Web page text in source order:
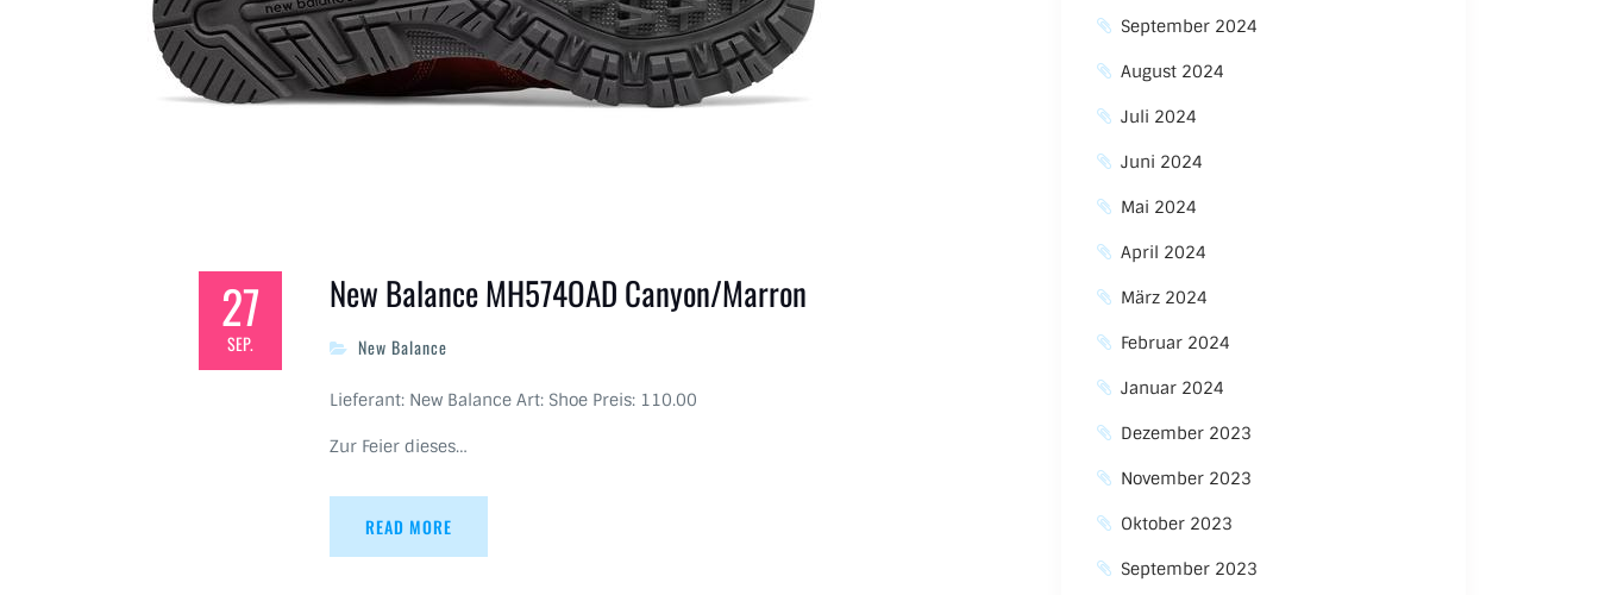
27
SEP.
New Balance MH574OAD Canyon/Marron
New Balance
Lieferant: New Balance Art: Shoe Preis: 110.00
Zur Feier dieses…
READ MORE
September 2024
August 2024
Juli 2024
Juni 2024
Mai 2024
April 2024
März 2024
Februar 2024
Januar 2024
Dezember 2023
November 2023
Oktober 2023
September 2023